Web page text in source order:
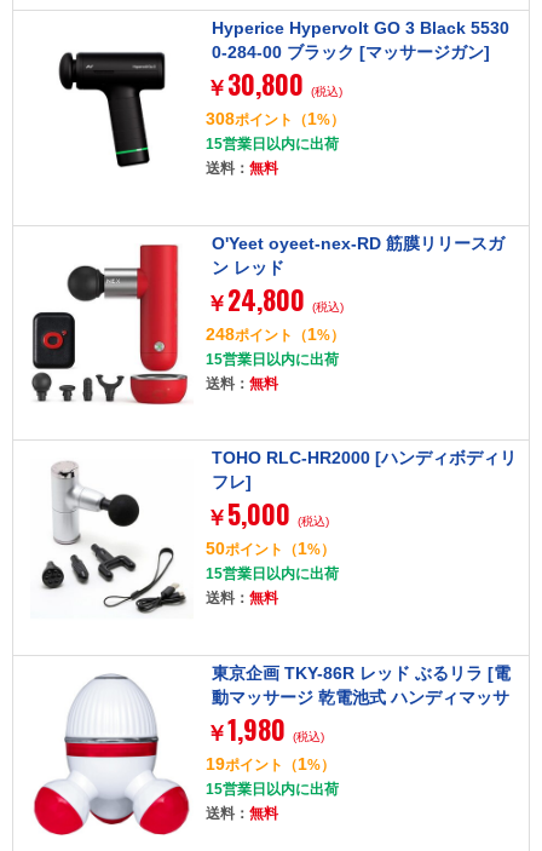
Hyperice Hypervolt GO 3 Black 5530
0-284-00 ブラック [マッサージガン]
￥ 30,800 (税込)
308ポイント （1%）
15営業日以内に出荷
送料： 無料
O'Yeet oyeet-nex-RD 筋膜リリースガ
ン レッド
￥ 24,800 (税込)
248ポイント （1%）
15営業日以内に出荷
送料： 無料
TOHO RLC-HR2000 [ハンディボディリ
フレ]
￥ 5,000 (税込)
50ポイント （1%）
15営業日以内に出荷
送料： 無料
東京企画 TKY-86R レッド ぶるリラ [電
動マッサージ 乾電池式 ハンディマッサ
ージ]
￥1,980 (税込)
19ポイント （1%）
15営業日以内に出荷
送料： 無料